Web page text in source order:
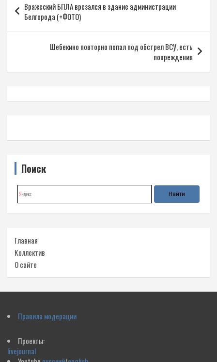
по
записям
Вражеский БПЛА врезался в здание администрации
Белгорода (+ФОТО)
Шебекино повторно попал под обстрел ВСУ, есть
повреждения
Поиск
Главная
Коллектив
О сайте
Правила модерации
Проекты:
livejournal